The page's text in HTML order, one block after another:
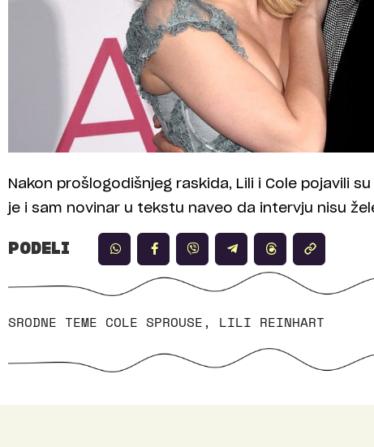
Nakon prošlogodišnjeg raskida, Lili i Cole pojavili
je i sam novinar u tekstu naveo da intervju nisu
PODELI
SRODNE TEME COLE SPROUSE, LILI REINHART